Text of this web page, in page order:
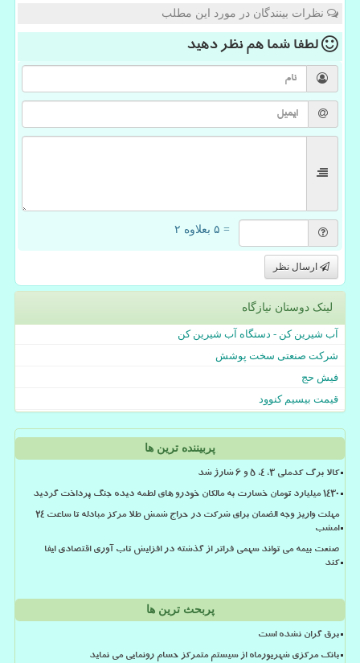
نظرات بینندگان در مورد این مطلب
لطفا شما همنظر دهید
= ۵ بعلاوه ۲
ارسال نظر
لینک دوستان نیازگاه
آب شیرین کن - دستگاه آب شیرین کن
شرکت صنعتی سخت پوشش
فیش حج
قیمت بیسیم کنوود
پربیننده ترین ها
کالا برگ کدملی 3، 4، 5 و 6 شارژ شد
۱۴۳۰ میلیارد تومان خسارت به مالکان خودرو های لطمه دیده جنگ پرداخت گردید
مهلت واریز وجه الضمان برای شرکت در حراج شمش طلا مرکز مبادله تا ساعت ۲۴
امشب
صنعت بیمه می تواند سهمی فراتر از گذشته در افزایش تاب آوری اقتصادی ایفا
کند
پربحث ترین ها
برق گران نشده است
بانک مرکزی شهریورماه از سیستم متمرکز حسام رونمایی می نماید